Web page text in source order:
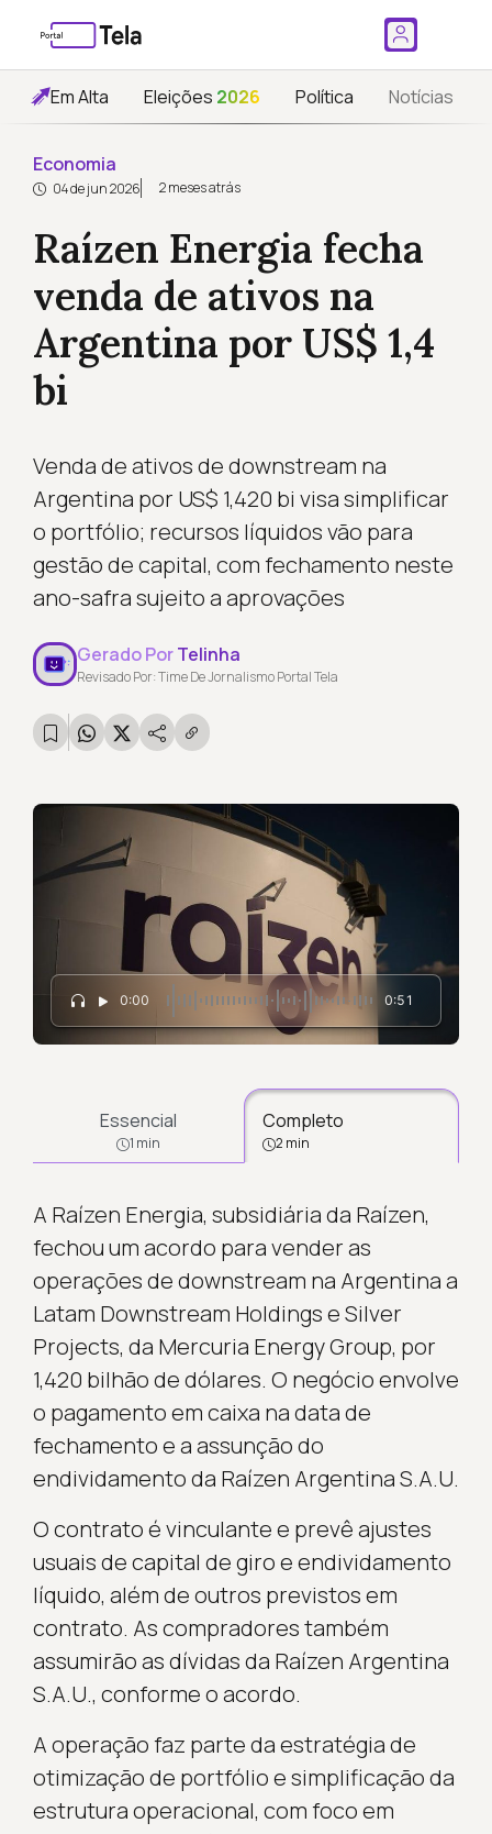
Em Alta Eleições 2026 Política Notícias
Economia
04 de jun 2026 2 meses atrás
Raízen Energia fecha
venda de ativos na
Argentina por US$ 1,4
bi
Venda de ativos de downstream na
Argentina por US$ 1,420 bi visa simplificar
o portfólio; recursos líquidos vão para
gestão de capital, com fechamento neste
ano-safra sujeito a aprovações
Gerado PorTelinha
Revisado Por: Time De Jornalismo Portal Tela
0:00 0:51
Essencial
1 min
Completo
2 min
A Raízen Energia, subsidiária da Raízen,
fechou um acordo para vender as
operações de downstream na Argentina a
Latam Downstream Holdings e Silver
Projects, da Mercuria Energy Group, por
1,420 bilhão de dólares. O negócio envolve
o pagamento em caixa na data de
fechamento e a assunção do
endividamento da Raízen Argentina S.A.U.
O contrato é vinculante e prevê ajustes
usuais de capital de giro e endividamento
líquido, além de outros previstos em
contrato. As compradores também
assumirão as dívidas da Raízen Argentina
S.A.U., conforme o acordo.
A operação faz parte da estratégia de
otimização de portfólio e simplificação da
estrutura operacional, com foco em